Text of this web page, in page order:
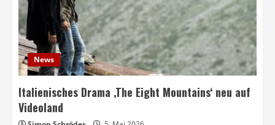
News
Italienisches Drama ‚The Eight Mountains‘ neu auf
Videoland